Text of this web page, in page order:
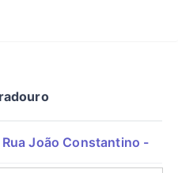
Rua João Constantino -